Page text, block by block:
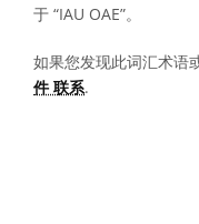
于 “IAU OAE”。
如果您发现此词汇术语
件 联系.